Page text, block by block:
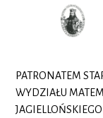
PATRONATEM
WYDZIAŁU